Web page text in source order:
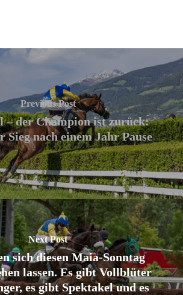
Previous Post
– der Champion ist zurück:
Sieg nach einem Jahr Pause
Next Post
sich diesen Maia-Sonntag
lassen. Es gibt Vollblüter
es gibt Spektakel und es